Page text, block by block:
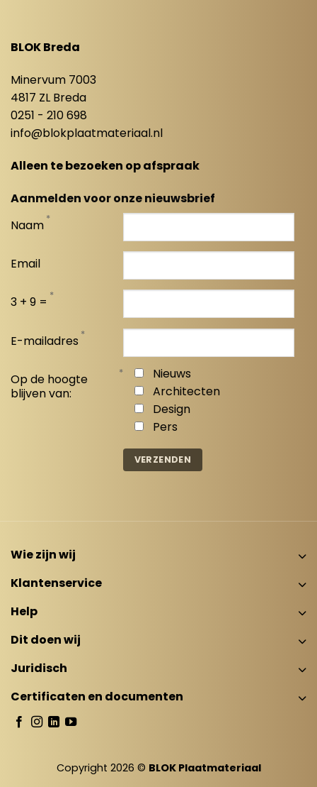
BLOK Breda
Minervum 7003
4817 ZL Breda
0251 - 210 698
info@blokplaatmateriaal.nl
Alleen te bezoeken op afspraak
Aanmelden voor onze nieuwsbrief
Naam *
Email
3 + 9 = *
E-mailadres *
Op de hoogte
blijven van:
*
Nieuws
Architecten
Design
Pers
Wie zijn wij
Klantenservice
Help
Dit doen wij
Juridisch
Certificaten en documenten
Copyright 2026 © BLOK Plaatmateriaal